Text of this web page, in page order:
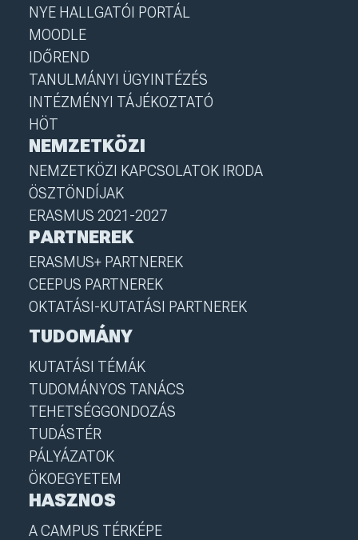
NYE HALLGATÓI PORTÁL
MOODLE
IDŐREND
TANULMÁNYI ÜGYINTÉZÉS
INTÉZMÉNYI TÁJÉKOZTATÓ
HÖT
NEMZETKÖZI
NEMZETKÖZI KAPCSOLATOK IRODA
ÖSZTÖNDÍJAK
ERASMUS 2021-2027
PARTNEREK
ERASMUS+ PARTNEREK
CEEPUS PARTNEREK
OKTATÁSI-KUTATÁSI PARTNEREK
TUDOMÁNY
KUTATÁSI TÉMÁK
TUDOMÁNYOS TANÁCS
TEHETSÉGGONDOZÁS
TUDÁSTÉR
PÁLYÁZATOK
ÖKOEGYETEM
HASZNOS
A CAMPUS TÉRKÉPE